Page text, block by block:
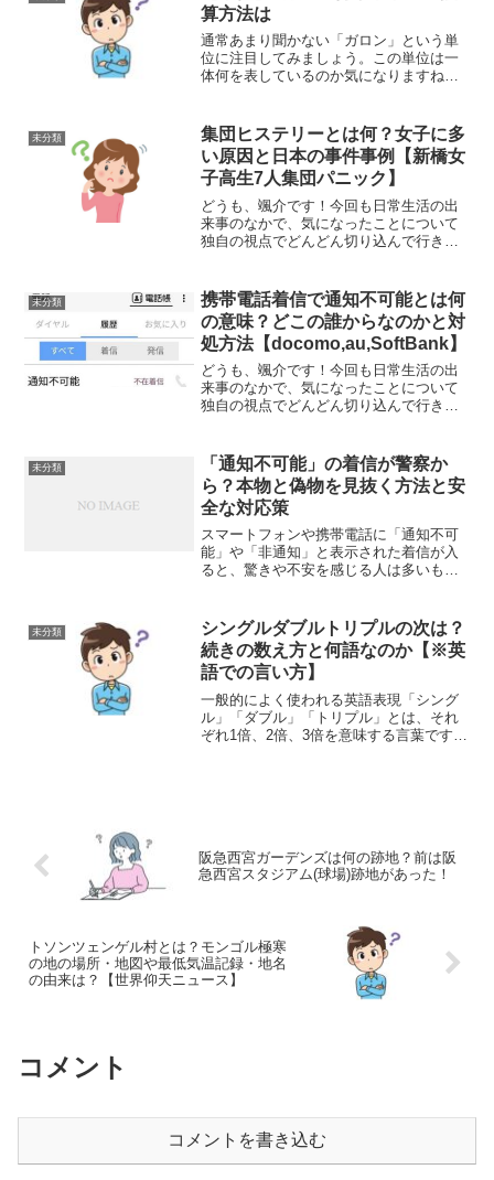
味についてです。2018...
算方法は
通常あまり聞かない「ガロン」という単
位に注目してみましょう。この単位は一
体何を表しているのか気になりますね。
ょうか。この記事では、ガロンというあ
まり馴染みのない単位に...
未分類
集団ヒステリーとは何？女子に多
い原因と日本の事件事例【新橋女
子高生7人集団パニック】
どうも、颯介です！今回も日常生活の出
来事のなかで、気になったことについて
独自の視点でどんどん切り込んで行きた
は、集団ヒステリーとは何かということ
についてです。2018年5...
未分類
携帯電話着信で通知不可能とは何
の意味？どこの誰からなのかと対
処方法【docomo,au,SoftBank】
どうも、颯介です！今回も日常生活の出
来事のなかで、気になったことについて
独自の視点でどんどん切り込んで行きた
携帯電話の着信で『通知不可能』とでる
ものは、いったい何なのか...
未分類
「通知不可能」の着信が警察か
ら？本物と偽物を見抜く方法と安
全な対応策
スマートフォンや携帯電話に「通知不可
能」や「非通知」と表示された着信が入
ると、驚きや不安を感じる人は多いもの
がらも、応答すべきか迷ってしまう場面
は少なくありません。近年...
未分類
シングルダブルトリプルの次は？
続きの数え方と何語なのか【※英
語での言い方】
一般的によく使われる英語表現「シング
ル」「ダブル」「トリプル」とは、それ
ぞれ1倍、2倍、3倍を意味する言葉です。
阪急西宮ガーデンズは何の跡地？前は阪
急西宮スタジアム(球場)跡地があった！
トソンツェンゲル村とは？モンゴル極寒
の地の場所・地図や最低気温記録・地名
の由来は？【世界仰天ニュース】
コメント
コメントを書き込む